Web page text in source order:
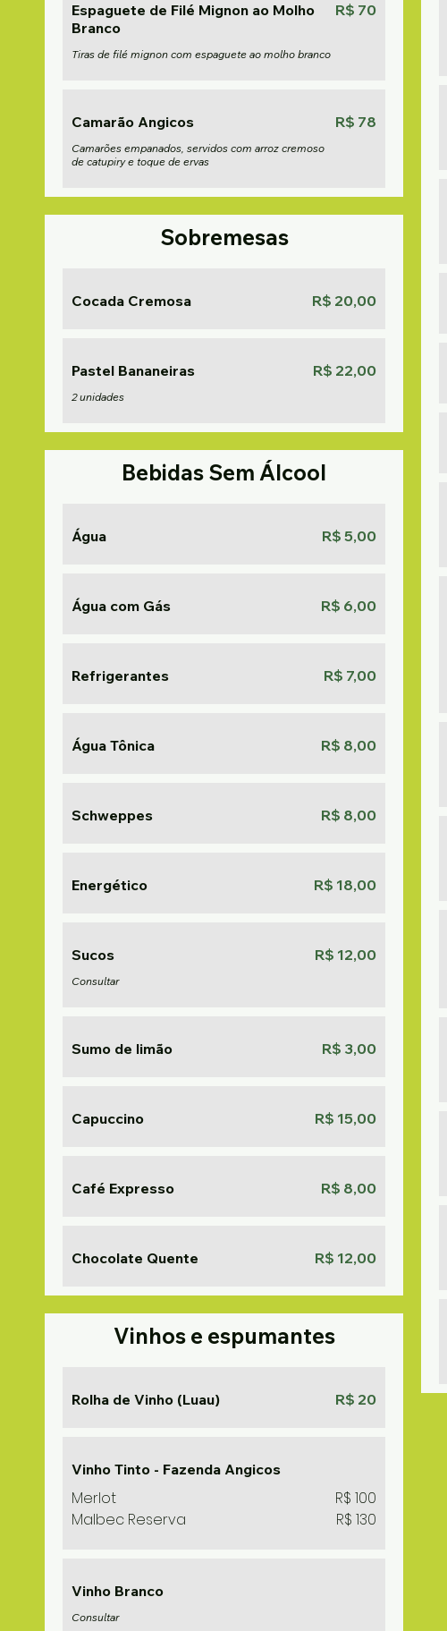
Espaguete de Filé Mignon ao Molho
Branco
Tiras de filé mignon com espaguete ao molho branco
R$ 70
Camarão Angicos
Camarões empanados, servidos com arroz cremoso
de catupiry e toque de ervas
R$ 78
Sobremesas
Cocada Cremosa R$ 20,00
Pastel Bananeiras
2 unidades
R$ 22,00
Bebidas Sem Álcool
Água R$ 5,00
Água com Gás R$ 6,00
Refrigerantes R$ 7,00
Água Tônica R$ 8,00
Schweppes R$ 8,00
Energético R$ 18,00
Sucos
Consultar
R$ 12,00
Sumo de limão R$ 3,00
Capuccino R$ 15,00
Café Expresso R$ 8,00
Chocolate Quente R$ 12,00
Vinhos e espumantes
Rolha de Vinho (Luau) R$ 20
Vinho Tinto - Fazenda Angicos
Merlot
R$ 100
Malbec Reserva
R$ 130
Vinho Branco
Consultar